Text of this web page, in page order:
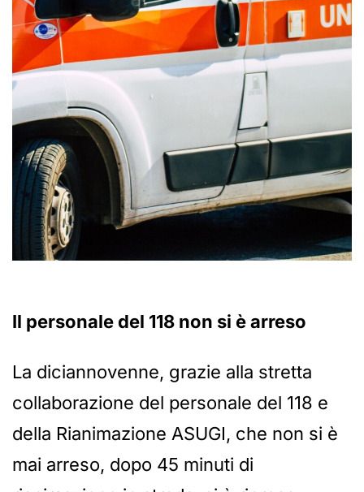
Il personale del 118 non si è arreso
La diciannovenne, grazie alla stretta
collaborazione del personale del 118 e
della Rianimazione ASUGI, che non si è
mai arreso, dopo 45 minuti di